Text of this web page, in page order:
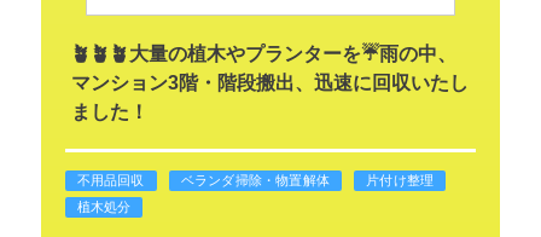
🪴🪴🪴大量の植木やプランターを☔雨の中、
マンション3階・階段搬出、迅速に回収いたし
ました！
不用品回収 ベランダ掃除・物置解体
片付け整理
植木処分